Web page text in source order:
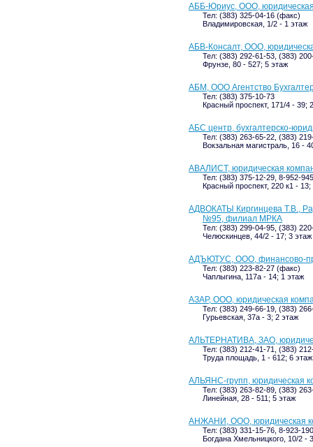
АББ-Юриус, ООО,
Тел: (383) 325-04-16 (факс)
Владимировская, 1/2 - 1 этаж
АБВ-Консалт, ООО,
Тел: (383) 292-61-53, (383)
Фрунзе, 80 - 527; 5 этаж
АБМ, ООО Агентство
Тел: (383) 375-10-73
Красный проспект, 171/4 - 39;
АБС центр, бухгалтерско-
Тел: (383) 263-65-22, (383)
Вокзальная магистраль, 16 -
АВАЛИСТ, юридическая
Тел: (383) 375-12-29, 8-952-
Красный проспект, 220 к1 - 13;
АДВОКАТЫ Киргинцева Т.В.,
№95, филиал МРКА
Тел: (383) 299-04-95, (383)
Челюскинцев, 44/2 - 17; 3 этаж
АДЪЮТУС, ООО, финансово-
Тел: (383) 223-82-27 (факс)
Чаплыгина, 117а - 14; 1 этаж
АЗАР, ООО, юридическая
Тел: (383) 249-66-19, (383)
Гурьевская, 37а - 3; 2 этаж
АЛЬТЕРНАТИВА, ЗАО,
Тел: (383) 212-41-71, (383)
Труда площадь, 1 - 612; 6 этаж
АЛЬЯНС-групп, юридическая
Тел: (383) 263-82-89, (383)
Линейная, 28 - 511; 5 этаж
АНЖАНИ, ООО, юридическая
Тел: (383) 331-15-76, 8-923-
Богдана Хмельницкого, 10/2 -